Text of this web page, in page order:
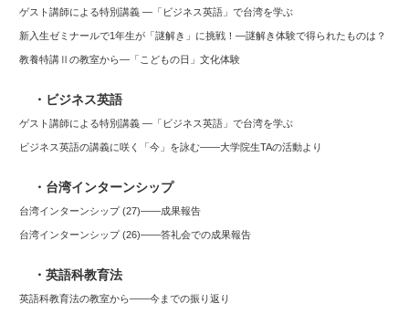
ゲスト講師による特別講義 ―「ビジネス英語」で台湾を学ぶ
新入生ゼミナールで1年生が「謎解き」に挑戦！―謎解き体験で得られたものは？
教養特講Ⅱの教室から―「こどもの日」文化体験
・ビジネス英語
ゲスト講師による特別講義 ―「ビジネス英語」で台湾を学ぶ
ビジネス英語の講義に咲く「今」を詠む――大学院生TAの活動より
・台湾インターンシップ
台湾インターンシップ (27)——成果報告
台湾インターンシップ (26)――答礼会での成果報告
・英語科教育法
英語科教育法の教室から——今までの振り返り